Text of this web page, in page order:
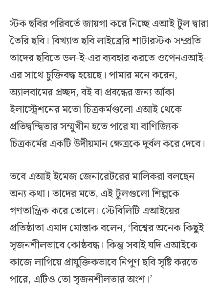
স্টক ছবির পরিবর্তে জায়গা করে নিচ্ছে এআই টুল দ্বারা
তৈরি ছবি। বিখ্যাত ছবি লাইব্রেরি শাটারস্টক সম্প্রতি
তাদের ছবিতে ডল-ই-এর ব্যবহার করতে ওপেনএআই-
এর সাথে চুক্তিবদ্ধ হয়েছে। পামার মনে করেন,
অ্যালবামের প্রচ্ছদ, বই বা প্রবন্ধের জন্য আঁকা
ইলাস্ট্রেশনের মতো চিত্রকর্মগুলো এআই থেকে
প্রতিদ্বন্দ্বিতার সম্মুখীন হতে পারে যা বাণিজ্যিক
চিত্রকর্মের একটি উদীয়মান ক্ষেত্রকে দুর্বল করে দেবে।
তবে এআই ইমেজ জেনারেটরের মালিকরা বলছেন
অন্য কথা। তাদের মতে, এই টুলগুলো শিল্পকে
গণতান্ত্রিক করে তোলে। স্টেবিলিটি এআইয়ের
প্রতিষ্ঠাতা এমাদ মোস্তাক বলেন, ‘বিশ্বের অনেক কিছুই
সৃজনশীলভাবে কোষ্ঠবদ্ধ। কিন্তু সবাই যদি এআইকে
কাজে লাগিয়ে প্রাযুক্তিকভাবে নিপুণ ছবি সৃষ্টি করতে
পারে, এটিও তো সৃজনশীলতার অংশ।’